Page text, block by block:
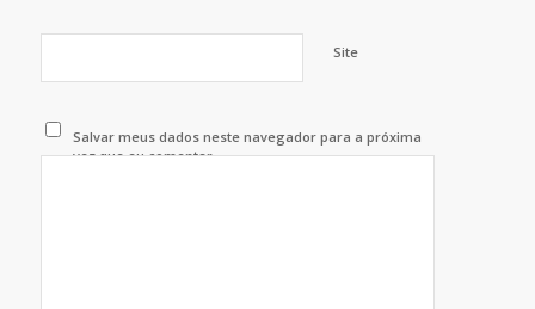
Site
Salvar meus dados neste navegador para a próxima
vez que eu comentar.